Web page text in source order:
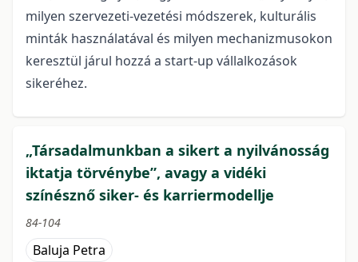
milyen szervezeti-vezetési módszerek, kulturális
minták használatával és milyen mechanizmusokon
keresztül járul hozzá a start-up vállalkozások
sikeréhez.
„Társadalmunkban a sikert a nyilvánosság
iktatja törvénybe”, avagy a vidéki
színésznő siker- és karriermodellje
84-104
Baluja Petra